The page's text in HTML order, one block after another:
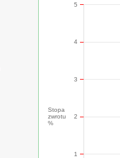
Stopa
zwrotu
%
1
2
3
4
5